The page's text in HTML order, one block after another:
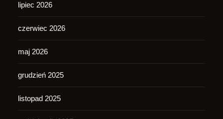
lipiec 2026
czerwiec 2026
maj 2026
grudzień 2025
listopad 2025